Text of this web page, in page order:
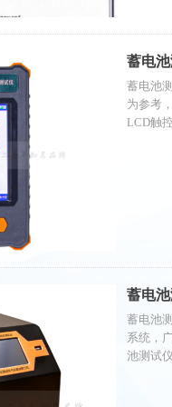
蓄电
蓄电池
为参考
LCD触
蓄电
蓄电池
系统，
池测试